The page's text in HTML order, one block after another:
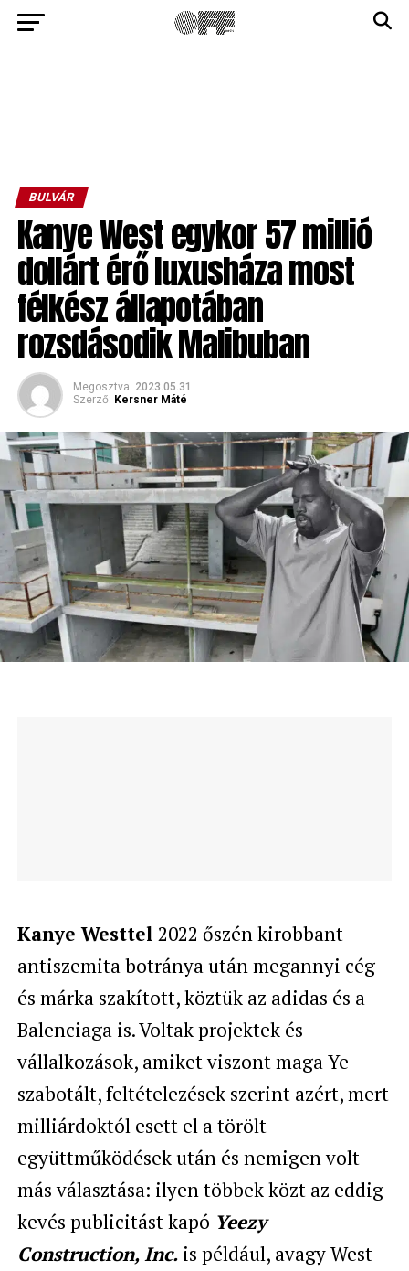
BULVÁR
Kanye West egykor 57 millió
dollárt érő luxusháza most
félkész állapotában
rozsdásodik Malibuban
Megosztva 2023.05.31
Szerző: Kersner Máté
Kanye Westtel 2022 őszén kirobbant
antiszemita botránya után megannyi cég
és márka szakított, köztük az adidas és a
Balenciaga is. Voltak projektek és
vállalkozások, amiket viszont maga Ye
szabotált, feltételezések szerint azért, mert
milliárdoktól esett el a törölt
együttműködések után és nemigen volt
más választása: ilyen többek közt az eddig
kevés publicitást kapó Yeezy
Construction, Inc.is például, avagy West